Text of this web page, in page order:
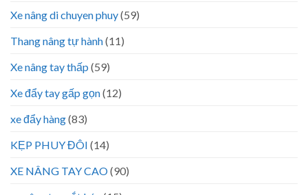
Xe nâng di chuyen phuy(59)
Thang nâng tự hành(11)
Xe nâng tay thấp (59)
Xe đẩy tay gấp gọn(12)
xe đẩy hàng(83)
KẸP PHUY ĐÔI (14)
XE NÂNG TAY CAO(90)